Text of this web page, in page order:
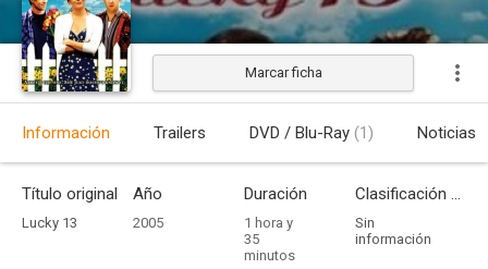
Estrenada
Marcar ficha
Información Trailers DVD / Blu-Ray (1) Noticias
Título original
Lucky 13
Año
2005
Duración
1 hora y
35
minutos
Clasificación por edades
Sin
información